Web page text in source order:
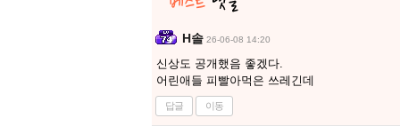
H솔 26-06-08 14:20
신상도 공개했음 좋겠다.
어린애들 피빨아먹은 쓰레긴데
답글 이동